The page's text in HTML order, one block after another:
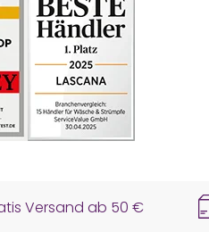
Versand ab 50 €